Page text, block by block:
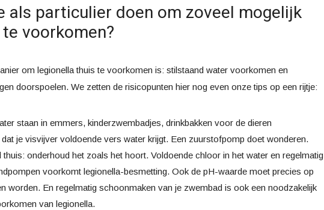
als particulier doen om zoveel mogelijk
voorkomen?
om legionella thuis te voorkomen is: stilstaand water voorkomen en
doorspoelen. We zetten de risicopunten hier nog even onze tips op een rijtje:
staan in emmers, kinderzwembadjes, drinkbakken voor de dieren
je visvijver voldoende vers water krijgt. Een zuurstofpomp doet wonderen.
thuis: onderhoud het zoals het hoort. Voldoende chloor in het water en regelmatig
voorkomt legionella-besmetting. Ook de pH-waarde moet precies op
worden. En regelmatig schoonmaken van je zwembad is ook een noodzakelijk
van legionella.